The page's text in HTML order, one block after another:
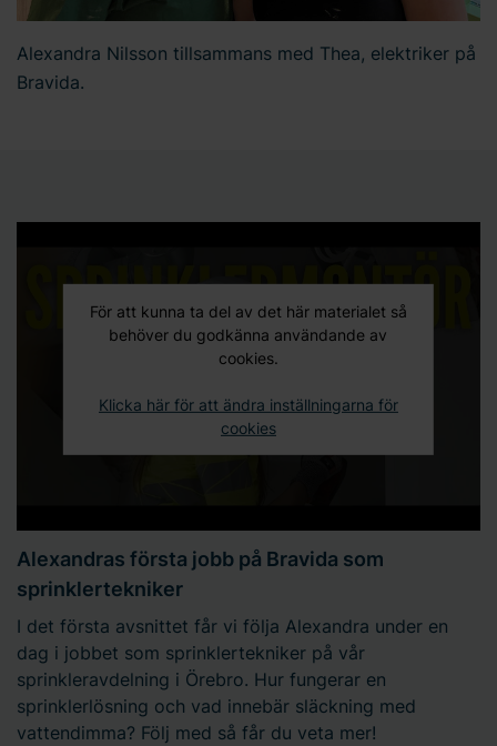
Alexandra Nilsson tillsammans med Thea, elektriker på
Bravida.
För att kunna ta del av det här materialet så
behöver du godkänna användande av
cookies.
Klicka här för att ändra inställningarna för
cookies
Alexandras första jobb på Bravida som
sprinklertekniker
I det första avsnittet får vi följa Alexandra under en
dag i jobbet som sprinklertekniker på vår
sprinkleravdelning i Örebro. Hur fungerar en
sprinklerlösning och vad innebär släckning med
vattendimma? Följ med så får du veta mer!